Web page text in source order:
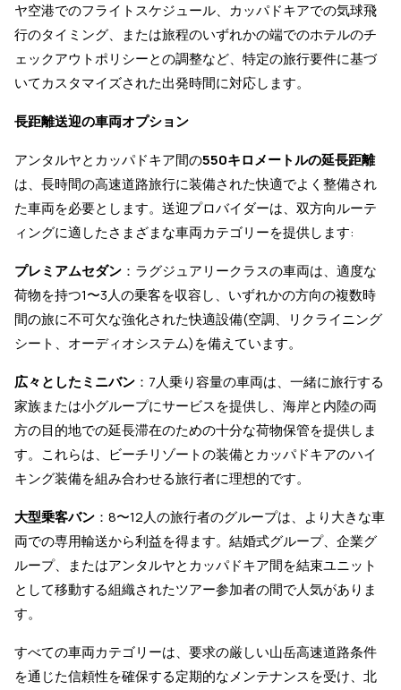
ヤ空港でのフライトスケジュール、カッパドキアでの気球飛
行のタイミング、または旅程のいずれかの端でのホテルのチ
ェックアウトポリシーとの調整など、特定の旅行要件に基づ
いてカスタマイズされた出発時間に対応します。
長距離送迎の車両オプション
アンタルヤとカッパドキア間の550キロメートルの延長距離
は、長時間の高速道路旅行に装備された快適でよく整備され
た車両を必要とします。送迎プロバイダーは、双方向ルーテ
ィングに適したさまざまな車両カテゴリーを提供します:
プレミアムセダン ：ラグジュアリークラスの車両は、適度な
荷物を持つ1〜3人の乗客を収容し、いずれかの方向の複数時
間の旅に不可欠な強化された快適設備(空調、リクライニング
シート、オーディオシステム)を備えています。
広々としたミニバン ：7人乗り容量の車両は、一緒に旅行する
家族または小グループにサービスを提供し、海岸と内陸の両
方の目的地での延長滞在のための十分な荷物保管を提供しま
す。これらは、ビーチリゾートの装備とカッパドキアのハイ
キング装備を組み合わせる旅行者に理想的です。
大型乗客バン ：8〜12人の旅行者のグループは、より大きな車
両での専用輸送から利益を得ます。結婚式グループ、企業グ
ループ、またはアンタルヤとカッパドキア間を結束ユニット
として移動する組織されたツアー参加者の間で人気がありま
す。
すべての車両カテゴリーは、要求の厳しい山岳高速道路条件
を通じた信頼性を確保する定期的なメンテナンスを受け、北